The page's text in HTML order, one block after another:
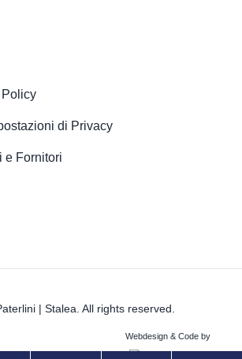
di Privacy
e Fornitori
| Stalea. All rights reserved.
Webdesign & Code by